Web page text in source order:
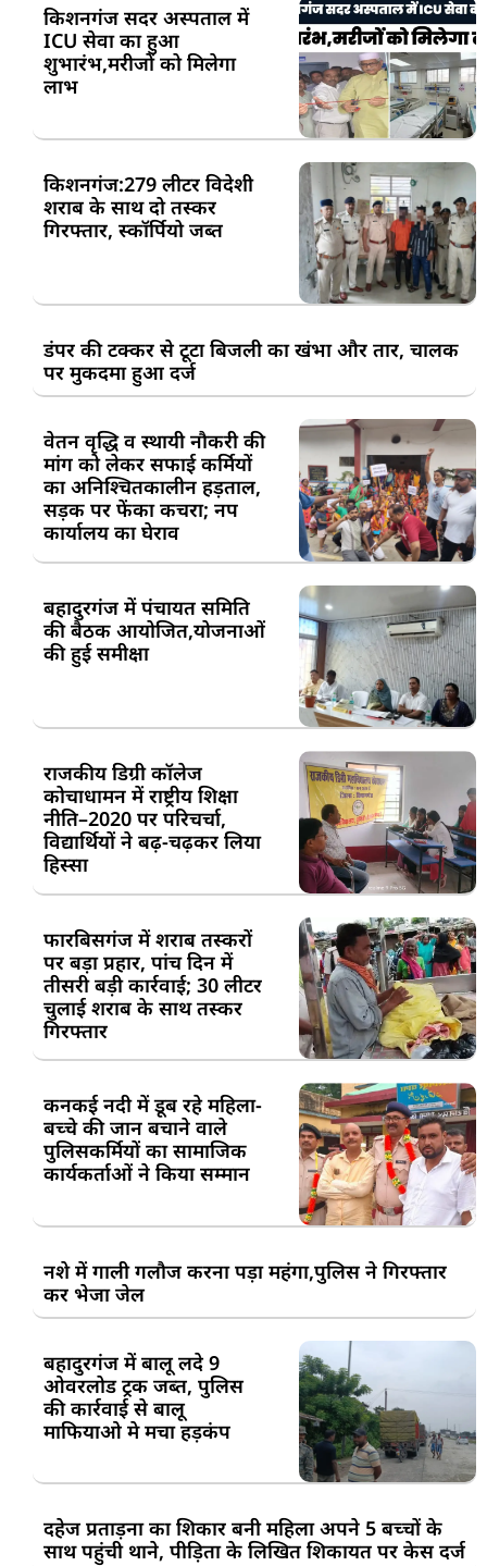
किशनगंज सदर अस्पताल में
ICU सेवा का हुआ
शुभारंभ,मरीजों को मिलेगा
लाभ
किशनगंज:279 लीटर विदेशी
शराब के साथ दो तस्कर
गिरफ्तार, स्कॉर्पियो जब्त
डंपर की टक्कर से टूटा बिजली का खंभा और तार, चालक
पर मुकदमा हुआ दर्ज
वेतन वृद्धि व स्थायी नौकरी की
मांग को लेकर सफाई कर्मियों
का अनिश्चितकालीन हड़ताल,
सड़क पर फेंका कचरा; नप
कार्यालय का घेराव
बहादुरगंज में पंचायत समिति
की बैठक आयोजित,योजनाओं
की हुई समीक्षा
राजकीय डिग्री कॉलेज
कोचाधामन में राष्ट्रीय शिक्षा
नीति–2020 पर परिचर्चा,
विद्यार्थियों ने बढ़-चढ़कर लिया
हिस्सा
फारबिसगंज में शराब तस्करों
पर बड़ा प्रहार, पांच दिन में
तीसरी बड़ी कार्रवाई; 30 लीटर
चुलाई शराब के साथ तस्कर
गिरफ्तार
कनकई नदी में डूब रहे महिला-
बच्चे की जान बचाने वाले
पुलिसकर्मियों का सामाजिक
कार्यकर्ताओं ने किया सम्मान
नशे में गाली गलौज करना पड़ा महंगा,पुलिस ने गिरफ्तार
कर भेजा जेल
बहादुरगंज में बालू लदे 9
ओवरलोड ट्रक जब्त, पुलिस
की कार्रवाई से बालू
माफियाओ मे मचा हड़कंप
दहेज प्रताड़ना का शिकार बनी महिला अपने 5 बच्चों के
साथ पहुंची थाने, पीड़िता के लिखित शिकायत पर केस दर्ज